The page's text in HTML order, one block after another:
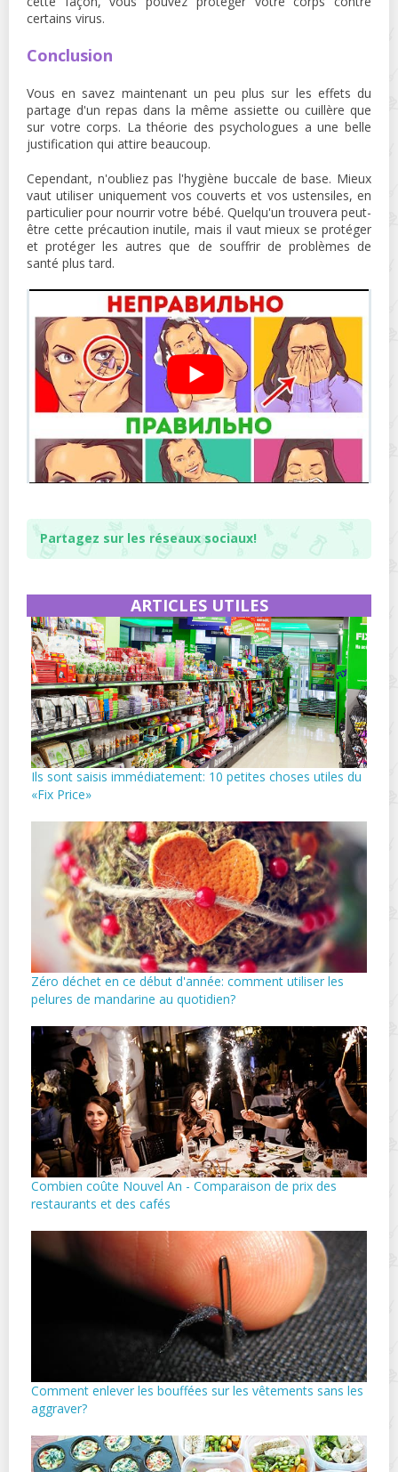
certains virus.
Conclusion
Vous en savez maintenant un peu plus sur les effets du
partage d'un repas dans la même assiette ou cuillère que
sur votre corps. La théorie des psychologues a une belle
justification qui attire beaucoup.
Cependant, n'oubliez pas l'hygiène buccale de base. Mieux
vaut utiliser uniquement vos couverts et vos ustensiles, en
particulier pour nourrir votre bébé. Quelqu'un trouvera peut-
être cette précaution inutile, mais il vaut mieux se protéger
et protéger les autres que de souffrir de problèmes de
santé plus tard.
Partagez sur les réseaux sociaux!
ARTICLES UTILES
Ils sont saisis immédiatement: 10 petites choses utiles du
«Fix Price»
Zéro déchet en ce début d'année: comment utiliser les
pelures de mandarine au quotidien?
Combien coûte Nouvel An - Comparaison de prix des
restaurants et des cafés
Comment enlever les bouffées sur les vêtements sans les
aggraver?